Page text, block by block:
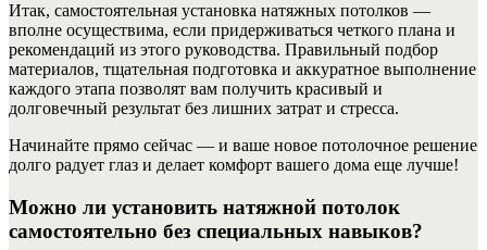
Итак, самостоятельная установка натяжных потолков —
вполне осуществима, если придерживаться четкого плана и
рекомендаций из этого руководства. Правильный подбор
материалов, тщательная подготовка и аккуратное выполнение
каждого этапа позволят вам получить красивый и
долговечный результат без лишних затрат и стресса.
Начинайте прямо сейчас — и ваше новое потолочное решение
долго радует глаз и делает комфорт вашего дома еще лучше!
Можно ли установить натяжной потолок
самостоятельно без специальных навыков?